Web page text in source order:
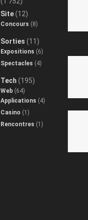
Site(12)
Concours (8)
Sorties (11)
Expositions (6)
Spectacles (4)
Tech (195)
Web (64)
Applications (4)
Casino (1)
Rencontres (1)